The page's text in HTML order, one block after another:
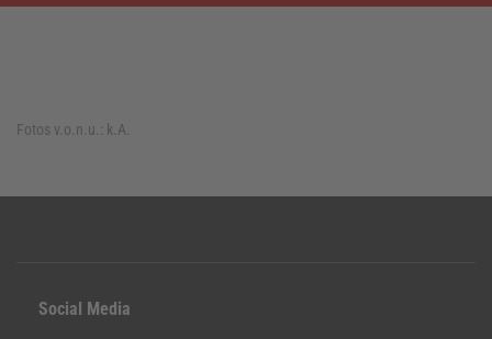
Fotos v.o.n.u.: k.A.
Social Media